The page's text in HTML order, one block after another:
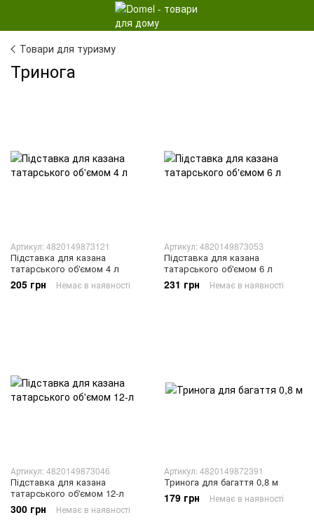
Товари для туризму
Тринога
Артикул: 4820149873121
Підставка для казана
татарського об'ємом 4 л
205 грн Немає в наявності
Артикул: 4820149873053
Підставка для казана
татарського об'ємом 6 л
231 грн Немає в наявності
Артикул: 4820149873046
Підставка для казана
татарського об'ємом 12-л
300 грн Немає в наявності
Артикул: 4820149872391
Тринога для багаття 0,8 м
179 грн Немає в наявності